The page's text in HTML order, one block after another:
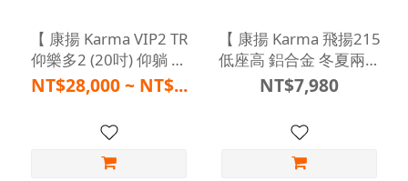
【 康揚 Karma VIP2 TR
仰樂多2 (20吋) 仰躺 空
中傾倒 二合一輪椅 】
NT$28,000 ~ NT$...
【 康揚 Karma 飛揚215
低座高 鋁合金 冬夏兩用
輪椅 】
NT$7,980